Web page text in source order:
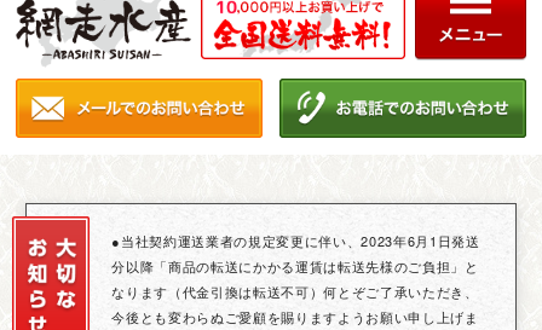
●当社契約運送業者の規定変更に伴い、2023年6月1日発送
分以降「商品の転送にかかる運賃は転送先様のご負担」と
なります（代金引換は転送不可）何とぞご了承いただき、
今後とも変わらぬご愛顧を賜りますようお願い申し上げま